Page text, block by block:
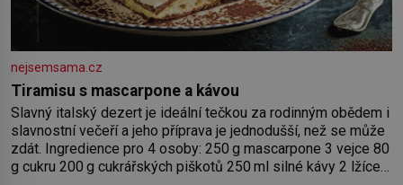
nejsemsama.cz
Tiramisu s mascarpone a kávou
Slavný italský dezert je ideální tečkou za rodinným obědem i
slavnostní večeří a jeho příprava je jednodušší, než se může
zdát. Ingredience pro 4 osoby: 250 g mascarpone 3 vejce 80
g cukru 200 g cukrářských piškotů 250 ml silné kávy 2 lžíce